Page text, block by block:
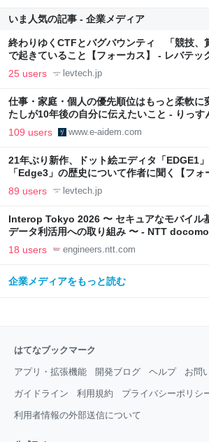
いま人気の記事 - 企業メディア
終わりゆくCTFとバグバウンティ 「競技、
で起きていること【フォーカス】 - レバテッ
25 users levtech.jp
仕事・家庭・個人の優先順位はもっと柔軟に
たしが10年後の自分に伝えたいこと - りっ
109 users www.e-aidem.com
21年ぶり新作、ドット絵エディタ「EDGE1」
「Edge3」の歴史について作者に聞く【フ
LAB
89 users levtech.jp
Interop Tokyo 2026 〜 セキュアなモバイル
データ利活用への取り組み 〜 - NTT
Engineers' Blog
18 users engineers.ntt.com
企業メディアをもっと読む
はてなブックマーク
アプリ・拡張機能 開発ブログ ヘルプ お問
ガイドライン 利用規約 プライバシーポリシ
利用者情報の外部送信について